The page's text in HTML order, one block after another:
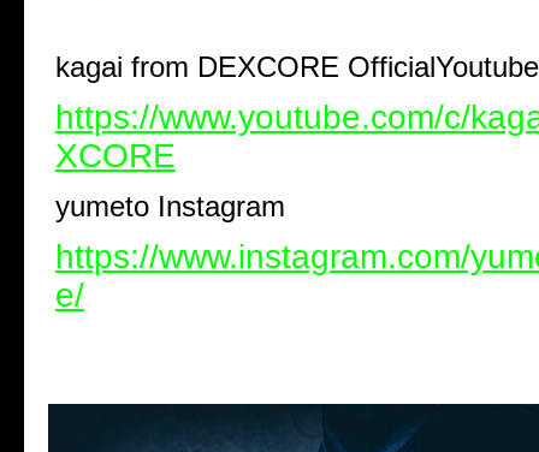
kagai from DEXCORE OfficialYoutube
https://www.youtube.com/c/
XCORE
yumeto Instagram
https://www.instagram.com/
e/